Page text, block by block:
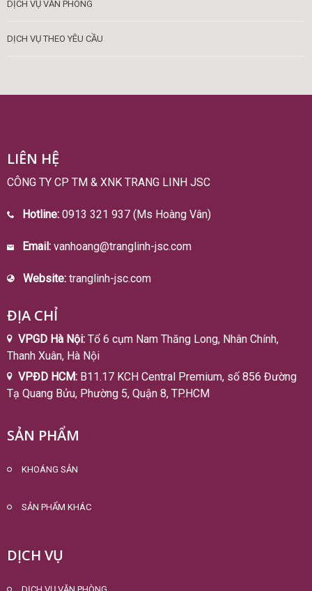
DỊCH VỤ VĂN PHÒNG
DỊCH VỤ THEO YÊU CẦU
LIÊN HỆ
CÔNG TY CP TM & XNK TRANG LINH JSC
Hotline: 0913 321 937 (Ms Hoàng Vân)
Email: vanhoang@tranglinh-jsc.com
Website: tranglinh-jsc.com
ĐỊA CHỈ
VPGD Hà Nội: Tổ 6 cụm Nam Thăng Long, Nhân Chính,
Thanh Xuân, Hà Nội
VPĐD HCM: B11.17 KCH Central Premium, số 856 Đường
Tạ Quang Bửu, Phường 5, Quận 8, TP.HCM
SẢN PHẨM
KHOÁNG SẢN
SẢN PHẨM KHÁC
DỊCH VỤ